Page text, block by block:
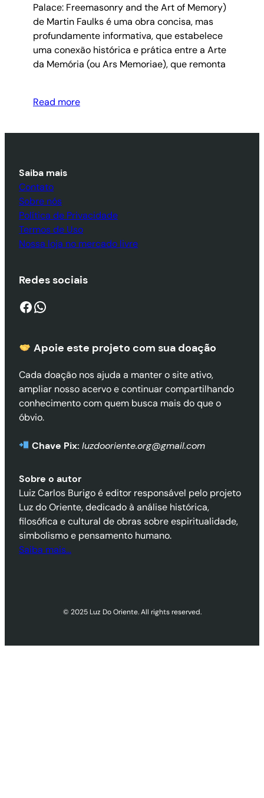
Palace: Freemasonry and the Art of Memory)
de Martin Faulks é uma obra concisa, mas
profundamente informativa, que estabelece
uma conexão histórica e prática entre a Arte
da Memória (ou Ars Memoriae), que remonta
Read more
Saiba mais
Contato
Sobre nós
Política de Privacidade
Termos de Uso
Nossa loja no mercado livre
Redes sociais
Facebook WhatsApp
Apoie este projeto com sua doação
Cada doação nos ajuda a manter o site ativo,
ampliar nosso acervo e continuar compartilhando
conhecimento com quem busca mais do que o
óbvio.
Chave Pix: luzdooriente.org@gmail.com
Sobre o autor
Luiz Carlos Burigo é editor responsável pelo projeto
Luz do Oriente, dedicado à análise histórica,
filosófica e cultural de obras sobre espiritualidade,
simbolismo e pensamento humano.
Saiba mais…
© 2025 Luz Do Oriente. All rights reserved.